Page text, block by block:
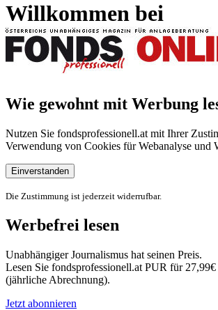
Willkommen bei
Wie gewohnt mit Werbung
Nutzen Sie fondsprofessionell.at mit Ihrer
Verwendung von Cookies für Webanalyse und
Einverstanden
Die Zustimmung ist jederzeit widerrufbar.
Werbefrei lesen
Unabhängiger Journalismus hat seinen Preis.
Lesen Sie fondsprofessionell.at PUR für
(jährliche Abrechnung).
Jetzt abonnieren